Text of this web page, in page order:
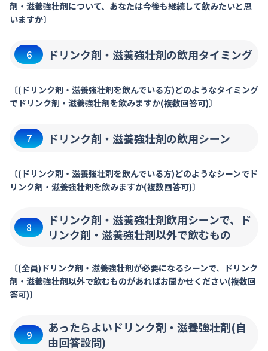
剤・滋養強壮剤について、あなたは今後も継続して飲みたいと思
いますか〕
6 ドリンク剤・滋養強壮剤の飲用タイミング
〔(ドリンク剤・滋養強壮剤を飲んでいる方)どのようなタイミング
でドリンク剤・滋養強壮剤を飲みますか(複数回答可)〕
7 ドリンク剤・滋養強壮剤の飲用シーン
〔(ドリンク剤・滋養強壮剤を飲んでいる方)どのようなシーンでド
リンク剤・滋養強壮剤を飲みますか(複数回答可)〕
8
ドリンク剤・滋養強壮剤飲用シーンで、ド
リンク剤・滋養強壮剤以外で飲むもの
〔(全員)ドリンク剤・滋養強壮剤が必要になるシーンで、ドリンク
剤・滋養強壮剤以外で飲むものがあればお聞かせください(複数回
答可)〕
9
あったらよいドリンク剤・滋養強壮剤(自
由回答設問)